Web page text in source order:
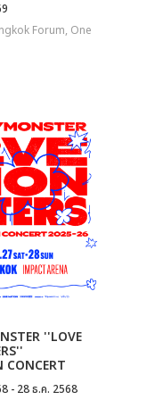
Forum, One
''LOVE
CONCERT
- 28 ธ.ค. 2568